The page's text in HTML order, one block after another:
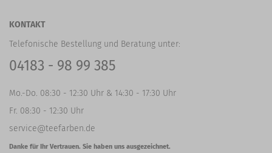
KONTAKT
Telefonische Bestellung und Beratung unter:
04183 - 98 99 385
Mo.-Do. 08:30 - 12:30 Uhr & 14:30 - 17:30 Uhr
Fr. 08:30 - 12:30 Uhr
service@teefarben.de
Danke für Ihr Vertrauen. Sie haben uns ausgezeichnet.